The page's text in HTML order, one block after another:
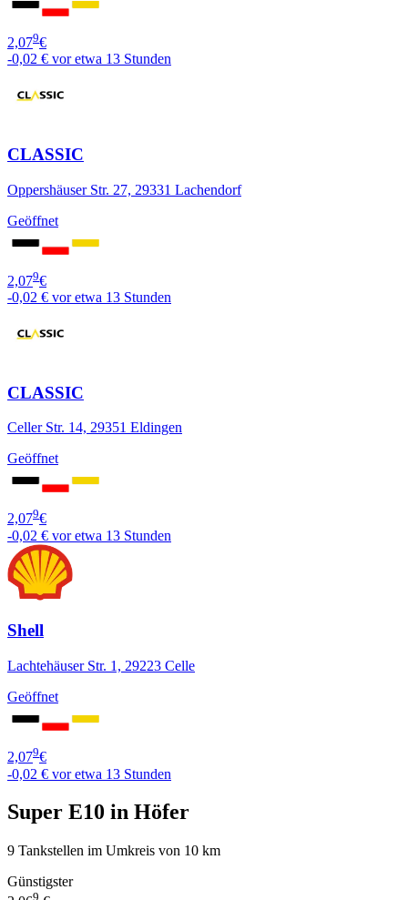
2,079€
-0,02 € vor etwa 13 Stunden
CLASSIC
Oppershäuser Str. 27, 29331 Lachendorf
Geöffnet
2,079€
-0,02 € vor etwa 13 Stunden
CLASSIC
Celler Str. 14, 29351 Eldingen
Geöffnet
2,079€
-0,02 € vor etwa 13 Stunden
Shell
Lachtehäuser Str. 1, 29223 Celle
Geöffnet
2,079€
-0,02 € vor etwa 13 Stunden
Super E10 in Höfer
9 Tankstellen im Umkreis von 10 km
Günstigster
9